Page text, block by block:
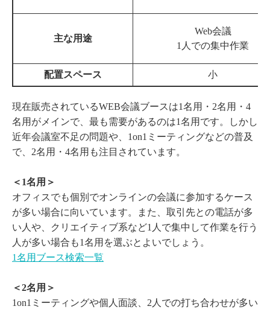
主な用途
Web会議
1人での集中作業
配置スペース 小
現在販売されているWEB会議ブースは1名用・2名用・4
名用がメインで、最も需要があるのは1名用です。しかし
近年会議室不足の問題や、1on1ミーティングなどの普及
で、2名用・4名用も注目されています。
＜1名用＞
オフィスでも個別でオンラインの会議に参加するケース
が多い場合に向いています。また、取引先との電話が多
い人や、クリエイティブ系など1人で集中して作業を行う
人が多い場合も1名用を選ぶとよいでしょう。
1名用ブース検索一覧
＜2名用＞
1on1ミーティングや個人面談、2人での打ち合わせが多い